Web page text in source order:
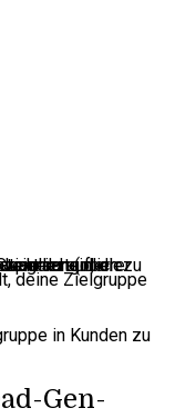
.
deine Zielgruppe
in Kunden zu
Gen-